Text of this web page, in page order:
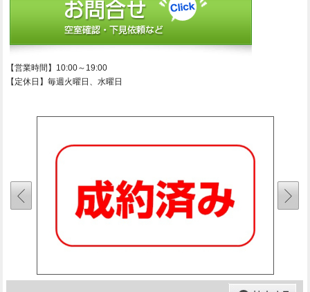
【営業時間】10:00～19:00
【定休日】毎週火曜日、水曜日